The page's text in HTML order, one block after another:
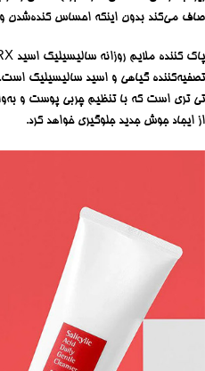
صاف می‌کند بدون اینکه احساس کنده‌شدن
تصفیه‌کننده گیاهی و اسید سالیسیلیک است.
تی تری است که با تنظیم چربی پوست و
از ایجاد جوش جدید جلوگیری خواهد کرد.